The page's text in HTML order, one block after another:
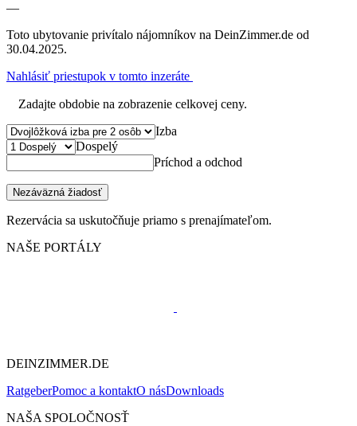
—
Toto ubytovanie privítalo nájomníkov na DeinZimmer.de od
30.04.2025.
Nahlásiť priestupok v tomto inzeráte
Zadajte obdobie na zobrazenie celkovej ceny.
Izba
Dospelý
Príchod a odchod
Nezáväzná žiadosť
Rezervácia sa uskutočňuje priamo s prenajímateľom.
NAŠE PORTÁLY
DEINZIMMER.DE
RatgeberPomoc a kontaktO násDownloads
NAŠA SPOLOČNOSŤ